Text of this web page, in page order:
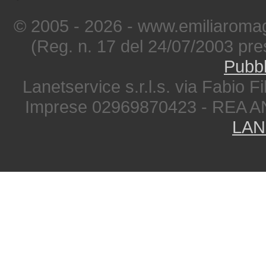
© 2005 - 2026 -
(Reg. n. 17 del 24/07/2003
Lanetservice s.r.l.s. via Fabio
Imprese 02969870423 - REA